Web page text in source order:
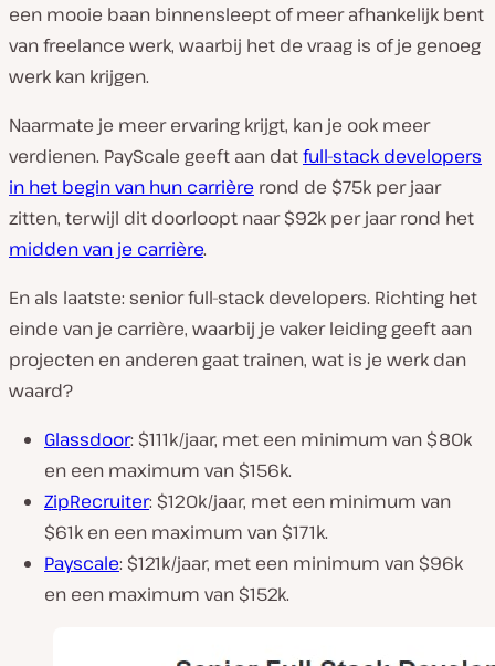
een mooie baan binnensleept of meer afhankelijk bent
van freelance werk, waarbij het de vraag is of je genoeg
werk kan krijgen.
Naarmate je meer ervaring krijgt, kan je ook meer
verdienen. PayScale geeft aan datfull-stack developers
in het begin van hun carrière rond de $75k per jaar
zitten, terwijl dit doorloopt naar $92k per jaar rond het
midden van je carrière.
En als laatste: senior full-stack developers. Richting het
einde van je carrière, waarbij je vaker leiding geeft aan
projecten en anderen gaat trainen, wat is je werk dan
waard?
Glassdoor: $111k/jaar, met een minimum van $80k
en een maximum van $156k.
ZipRecruiter: $120k/jaar, met een minimum van
$61k en een maximum van $171k.
Payscale: $121k/jaar, met een minimum van $96k
en een maximum van $152k.